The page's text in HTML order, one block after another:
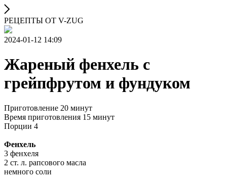
РЕЦЕПТЫ ОТ V-ZUG
2024-01-12 14:09
Жареный фенхель с
грейпфрутом и фундуком
Приготовление 20 минут
Время приготовления 15 минут
Порции 4
Фенхель
3 фенхеля
2 ст. л. рапсового масла
немного соли